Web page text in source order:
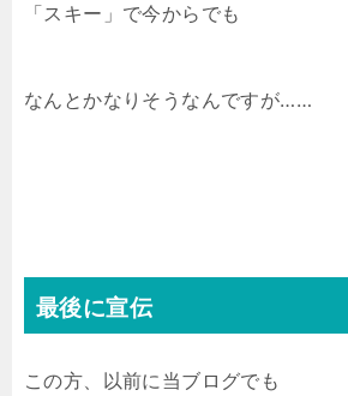
「スキー」で今からでも
なんとかなりそうなんですが……
最後に宣伝
この方、以前に当ブログでも